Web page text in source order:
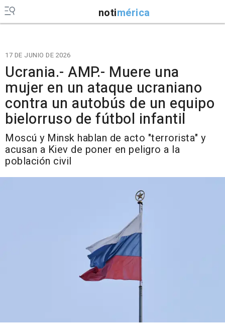
notimérica
17 DE JUNIO DE 2026
Ucrania.- AMP.- Muere una
mujer en un ataque ucraniano
contra un autobús de un equipo
bielorruso de fútbol infantil
Moscú y Minsk hablan de acto "terrorista" y
acusan a Kiev de poner en peligro a la
población civil